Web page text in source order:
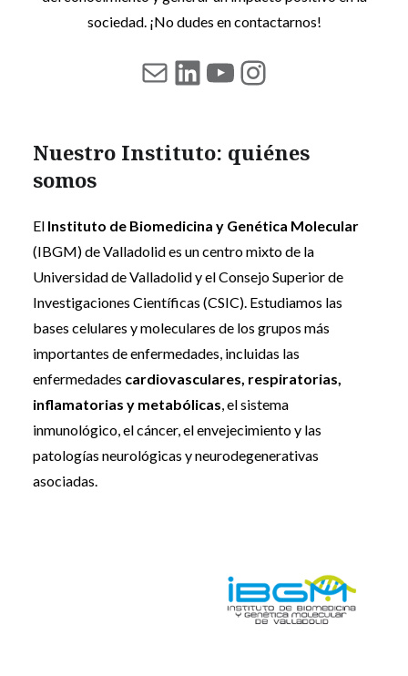
sociedad. ¡No dudes en contactarnos!
LinkedIn
YouTube
https://
Nuestro Instituto: quiénes
somos
El Instituto de Biomedicina y Genética Molecular
(IBGM) de Valladolid es un centro mixto de la
Universidad de Valladolid y el Consejo Superior de
Investigaciones Científicas (CSIC). Estudiamos las
bases celulares y moleculares de los grupos más
importantes de enfermedades, incluidas las
enfermedades cardiovasculares, respiratorias,
inflamatorias y metabólicas, el sistema
inmunológico, el cáncer, el envejecimiento y las
patologías neurológicas y neurodegenerativas
asociadas.